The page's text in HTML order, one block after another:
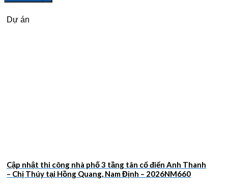
Dự án
Cập nhật thi công nhà phố 3 tầng tân cổ điển Anh Thanh
– Chị Thúy tại Hồng Quang, Nam Định – 2026NM660